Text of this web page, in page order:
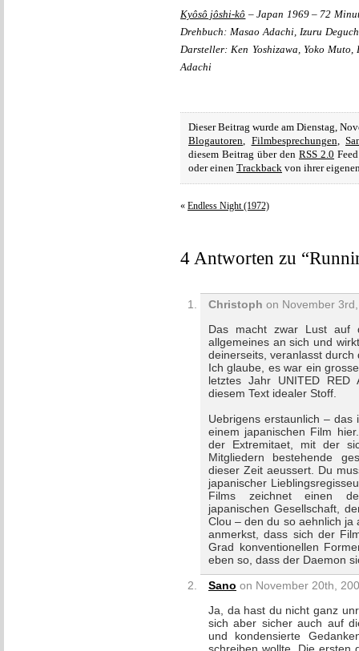
Kyôsô jôshi-kô – Japan 1969 – 72
Drehbuch: Masao Adachi, Izuru
Darsteller: Ken Yoshizawa, Yoko Muto,
Adachi
Dieser Beitrag wurde am Dienstag,
Blogautoren, Filmbesprechungen,
diesem Beitrag über den RSS 2.0
oder einen Trackback von ihrer
« Endless Night (1972)
4 Antworten zu
Christoph on November
Das macht zwar Lust auf
allgemeines an sich und
deinerseits, veranlasst
Ich glaube, es war ein
letztes Jahr UNITED RED
diesem Text idealer Stoff.
Uebrigens erstaunlich –
einem japanischen Film
der Extremitaet, mit der
Mitgliedern bestehende
dieser Zeit aeussert. Du
japanischer
Films zeichnet einen
japanischen Gesellschaft,
Clou – den du so aehnlich ja
anmerkst, dass sich der
Grad konventionellen
eben so, dass der Daemon
Sano on November 20th,
Ja, da hast du nicht ganz
sich aber sicher auch auf
und kondensierte